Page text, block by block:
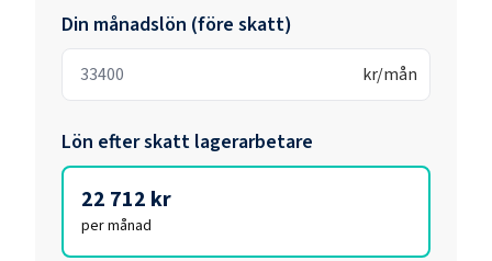
Din månadslön (före skatt)
kr/mån
Lön efter skatt lagerarbetare
22 712 kr
per månad